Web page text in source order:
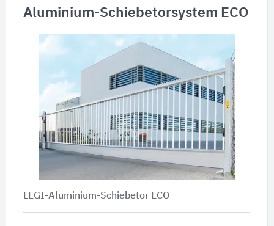
Aluminium-Schiebetorsystem ECO
LEGI-Aluminium-Schiebetor ECO